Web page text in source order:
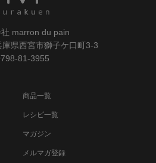
marron du pain
県西宮市獅子ケ口町3-3
81-3955
商品一覧
レシピ一覧
マガジン
メルマガ登録